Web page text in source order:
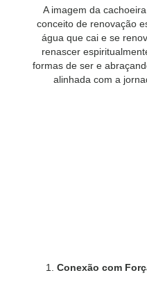
A imagem da
conceito de renovação
água que cai e se
renascer
formas de ser e
alinhada com a
Conexão com